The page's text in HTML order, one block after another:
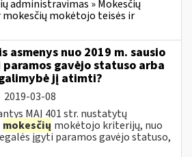
administravimas » Mokesčių
mokėtojo teisės ir
asmenys nuo 2019 m. sausio
gavėjo statuso arba
jį atimti?
2019-03-08
MAĮ 401 str. nustatytų
mokesčių mokėtojo kriterijų, nuo
įgyti paramos gavėjo statuso,